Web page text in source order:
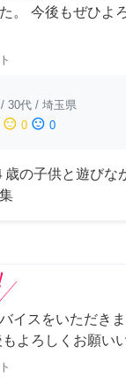
。 今後もぜひよ
/ 30代 / 埼玉県
sentiment_neutral 0 sentiment_dissatisfied 0
の子供と遊びな
イスをいただき
よろしくお願い